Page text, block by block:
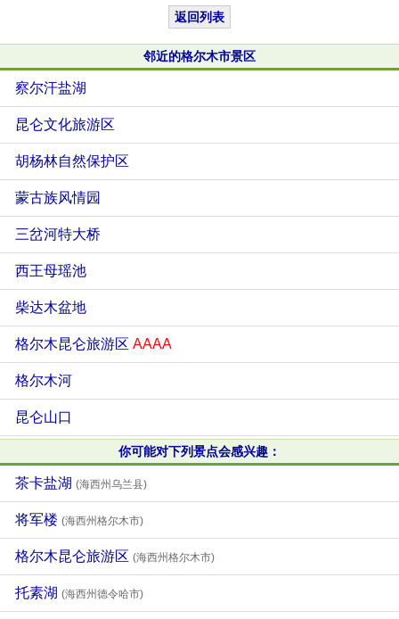
返回列表
邻近的格尔木市景区
察尔汗盐湖
昆仑文化旅游区
胡杨林自然保护区
蒙古族风情园
三岔河特大桥
西王母瑶池
柴达木盆地
格尔木昆仑旅游区 AAAA
格尔木河
昆仑山口
你可能对下列景点会感兴趣：
茶卡盐湖 (海西州乌兰县)
将军楼 (海西州格尔木市)
格尔木昆仑旅游区 (海西州格尔木市)
托素湖 (海西州德令哈市)